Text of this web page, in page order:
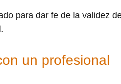
para dar fe de la validez
un profesional